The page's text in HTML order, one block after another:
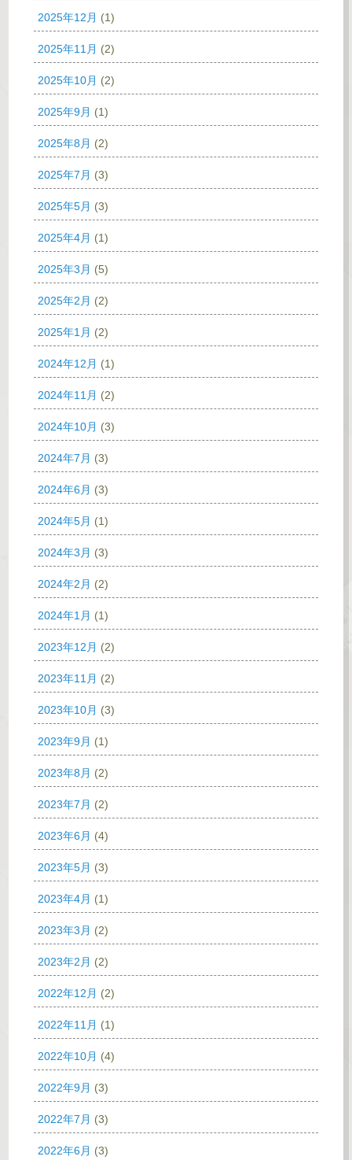
2025年12月 (1)
2025年11月 (2)
2025年10月 (2)
2025年9月 (1)
2025年8月 (2)
2025年7月 (3)
2025年5月 (3)
2025年4月 (1)
2025年3月 (5)
2025年2月 (2)
2025年1月 (2)
2024年12月 (1)
2024年11月 (2)
2024年10月 (3)
2024年7月 (3)
2024年6月 (3)
2024年5月 (1)
2024年3月 (3)
2024年2月 (2)
2024年1月 (1)
2023年12月 (2)
2023年11月 (2)
2023年10月 (3)
2023年9月 (1)
2023年8月 (2)
2023年7月 (2)
2023年6月 (4)
2023年5月 (3)
2023年4月 (1)
2023年3月 (2)
2023年2月 (2)
2022年12月 (2)
2022年11月 (1)
2022年10月 (4)
2022年9月 (3)
2022年7月 (3)
2022年6月 (3)